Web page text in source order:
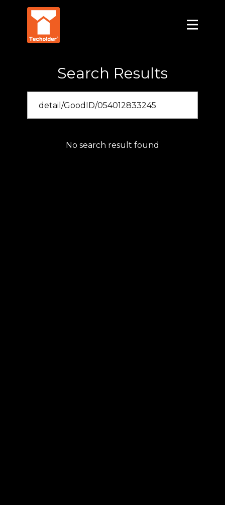
Search Results
No search result found